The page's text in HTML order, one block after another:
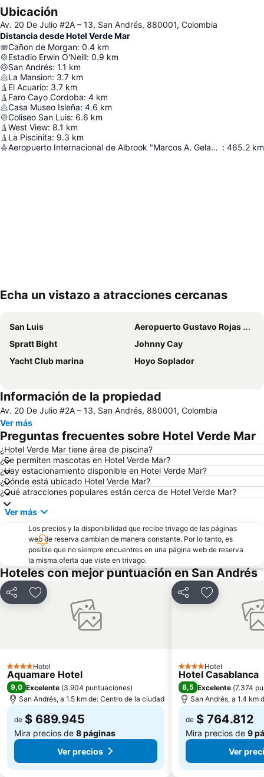
Ubicación
Av. 20 De Julio #2A – 13, San Andrés, 880001, Colombia
Distancia desde Hotel Verde Mar
Cañon de Morgan: 0.4 km
Estadio Erwin O'Neill: 0.9 km
San Andrés: 1.1 km
La Mansion: 3.7 km
El Acuario: 3.7 km
Faro Cayo Cordoba: 4 km
Casa Museo Isleña: 4.6 km
Coliseo San Luis: 6.6 km
West View: 8.1 km
La Piscinita: 9.3 km
Aeropuerto Internacional de Albrook "Marcos A. Gelabert" : 465.2 km
Echa un vistazo a atracciones cercanas
San Luis
Aeropuerto Gustavo Rojas Pinilla
Spratt Bight
Johnny Cay
Yacht Club marina
Hoyo Soplador
Información de la propiedad
Av. 20 De Julio #2A – 13, San Andrés, 880001, Colombia
Ver más
Preguntas frecuentes sobre Hotel Verde Mar
¿Hotel Verde Mar tiene área de piscina?
¿Se permiten mascotas en Hotel Verde Mar?
¿Hay estacionamiento disponible en Hotel Verde Mar?
¿Dónde está ubicado Hotel Verde Mar?
¿Qué atracciones populares están cerca de Hotel Verde Mar?
Ver más
Los precios y la disponibilidad que recibe trivago de las páginas
web de reserva cambian de manera constante. Por lo tanto, es
posible que no siempre encuentres en una página web de reserva
la misma oferta que viste en trivago.
Hoteles con mejor puntuación en San Andrés
CompartirAgregar a favoritos
4 Estrellas
Hotel
Aquamare Hotel
9,0 Excelente (3.904 puntuaciones)
San Andrés, a 1.5 km de: Centro de la ciudad
de $ 689.945
Mira precios de 8 páginas
Ver precios
CompartirAgregar a
4 Estrellas
Hotel
Hotel Casablanca
8,5 Excelente (7.374
San Andrés, a 1.4 km
de $ 764.812
Mira precios de 9
Ver